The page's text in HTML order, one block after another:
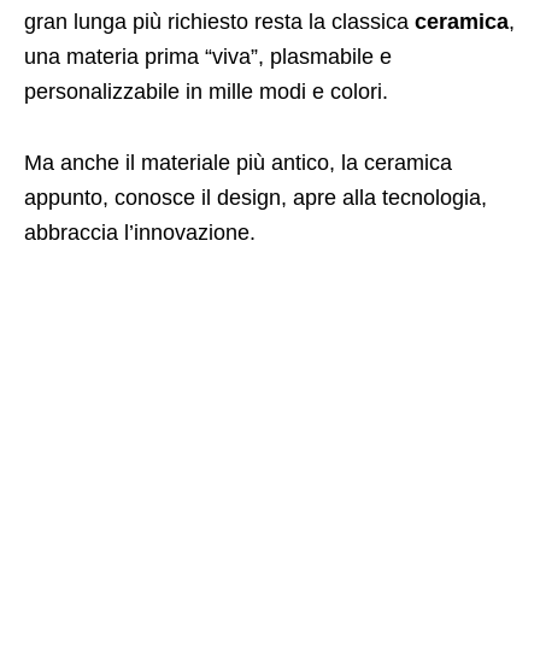
gran lunga più richiesto resta la classica ceramica,
una materia prima “viva”, plasmabile e
personalizzabile in mille modi e colori.
Ma anche il materiale più antico, la ceramica
appunto, conosce il design, apre alla tecnologia,
abbraccia l’innovazione.